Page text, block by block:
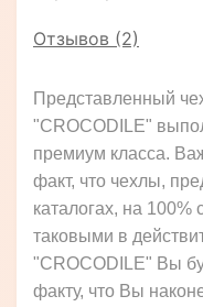
Отзывов (2)
Представленный
"CROCODILE"
премиум класса.
факт, что чехлы,
каталогах, на 100%
таковыми в
"CROCODILE" Вы
факту, что Вы